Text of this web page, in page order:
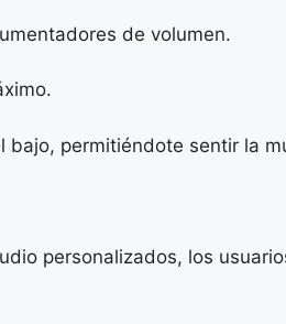
de volumen.
permitiéndote sentir la
personalizados, los